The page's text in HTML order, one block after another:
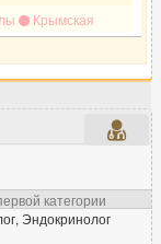
Крымская
категории
Эндокринолог